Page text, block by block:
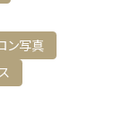
ン写真